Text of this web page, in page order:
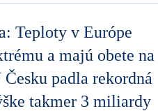
Teploty v Európe
a majú obete na
padla rekordná
takmer 3 miliardy